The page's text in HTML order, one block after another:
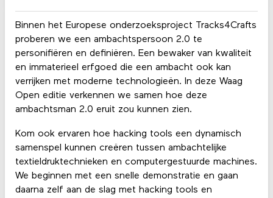
Binnen het Europese onderzoeksproject Tracks4Crafts
proberen we een ambachtspersoon 2.0 te
personifiëren en definiëren. Een bewaker van kwaliteit
en immaterieel erfgoed die een ambacht ook kan
verrijken met moderne technologieën. In deze Waag
Open editie verkennen we samen hoe deze
ambachtsman 2.0 eruit zou kunnen zien.
Kom ook ervaren hoe hacking tools een dynamisch
samenspel kunnen creëren tussen ambachtelijke
textieldruktechnieken en computergestuurde machines.
We beginnen met een snelle demonstratie en gaan
daarna zelf aan de slag met hacking tools en